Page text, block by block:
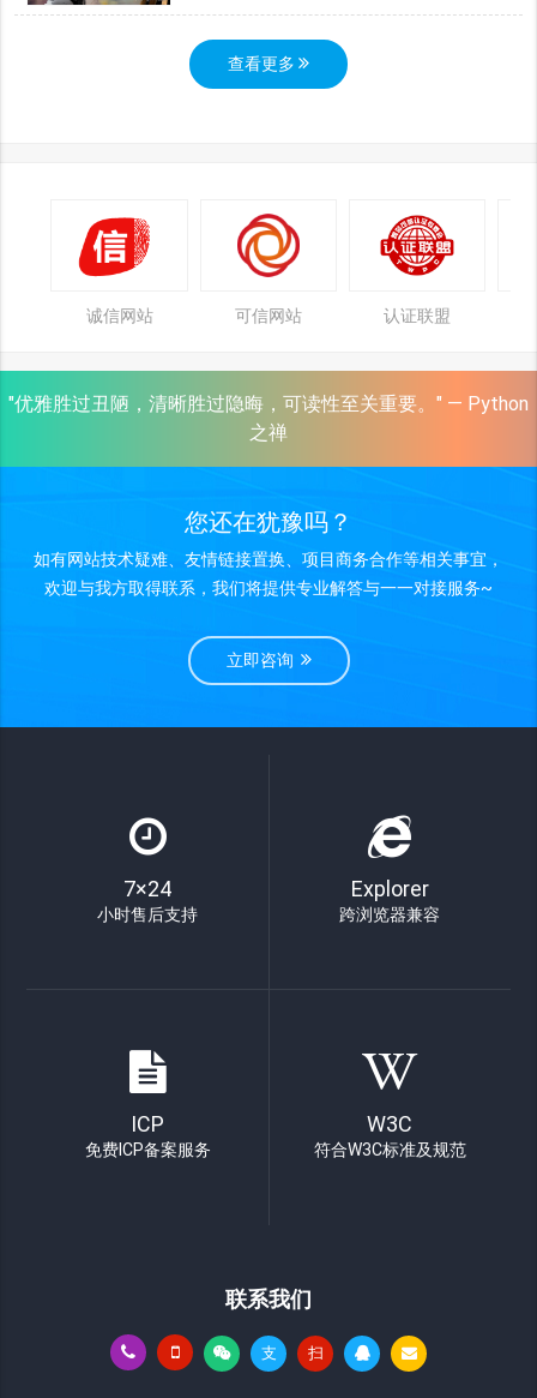
查看更多
诚信网站 可信网站 认证联盟
"优雅胜过丑陋，清晰胜过隐晦，可读性至关重要。" — Python
之禅
您还在犹豫吗？
如有网站技术疑难、友情链接置换、项目商务合作等相关事宜，
欢迎与我方取得联系，我们将提供专业解答与一一对接服务~
立即咨询
7×24
小时售后支持
Explorer
跨浏览器兼容
ICP
免费ICP备案服务
W3C
符合W3C标准及规范
联系我们
支 扫